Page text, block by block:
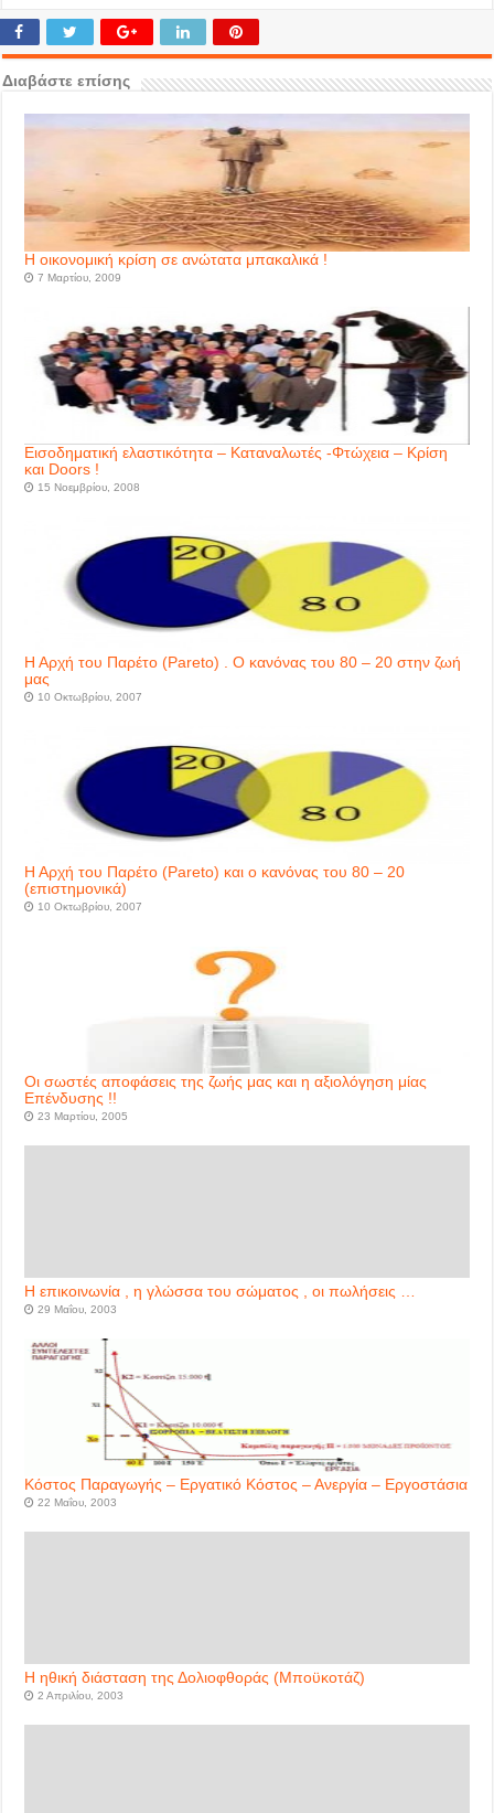
Διαβάστε επίσης
H οικονομική κρίση σε ανώτατα μπακαλικά !
7 Μαρτίου, 2009
Εισοδηματική ελαστικότητα – Καταναλωτές -Φτώχεια – Κρίση
και Doors !
15 Νοεμβρίου, 2008
Η Αρχή του Παρέτο (Pareto) . Ο κανόνας του 80 – 20 στην ζωή
μας
10 Οκτωβρίου, 2007
Η Αρχή του Παρέτο (Pareto) και ο κανόνας του 80 – 20
(επιστημονικά)
10 Οκτωβρίου, 2007
Οι σωστές αποφάσεις της ζωής μας και η αξιολόγηση μίας
Επένδυσης !!
23 Μαρτίου, 2005
Η επικοινωνία , η γλώσσα του σώματος , οι πωλήσεις …
29 Μαΐου, 2003
Κόστος Παραγωγής – Εργατικό Κόστος – Ανεργία – Εργοστάσια
22 Μαΐου, 2003
Η ηθική διάσταση της Δολιοφθοράς (Μποϋκοτάζ)
2 Απριλίου, 2003